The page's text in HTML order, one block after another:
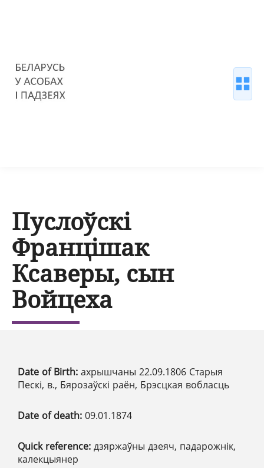
Пуслоўскі
Францішак
Ксаверы, сын
Войцеха
Date of Birth: ахрышчаны 22.09.1806 Старыя
Пескі, в., Бярозаўскі раён, Брэсцкая вобласць
Date of death: 09.01.1874
Quick reference: дзяржаўны дзеяч, падарожнік,
калекцыянер